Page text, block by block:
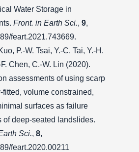
Water Storage in
Front. in Earth Sci., 9,
feart.2021.743669.
P.-W. Tsai, Y.-C. Tai, Y.-H.
Chen, C.-W. Lin (2020).
assessments of using scarp
fitted, volume constrained,
surfaces as failure
of deep-seated landslides.
Sci., 8,
feart.2020.00211